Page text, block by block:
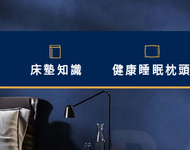
床墊知識 健康睡眠枕頭